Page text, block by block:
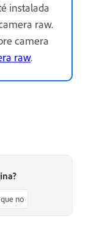
instalada
raw.
camera
raw.
no